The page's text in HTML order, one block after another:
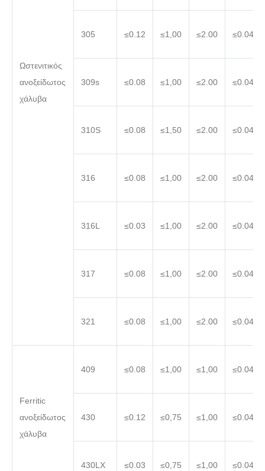
Ωστενιτικός
ανοξείδωτος
χάλυβα
305 ≤0.12 ≤1,00 ≤2.00 ≤0.045
309s ≤0.08 ≤1,00 ≤2.00 ≤0.045
310S ≤0.08 ≤1,50 ≤2.00 ≤0.045
316 ≤0.08 ≤1,00 ≤2.00 ≤0.045
316L ≤0.03 ≤1,00 ≤2.00 ≤0.045
317 ≤0.08 ≤1,00 ≤2.00 ≤0.045
321 ≤0.08 ≤1,00 ≤2.00 ≤0.045
Ferritic
ανοξείδωτος
χάλυβα
409 ≤0.08 ≤1,00 ≤1,00 ≤0.045
430 ≤0.12 ≤0,75 ≤1,00 ≤0.040
430LX ≤0.03 ≤0,75 ≤1,00 ≤0.040